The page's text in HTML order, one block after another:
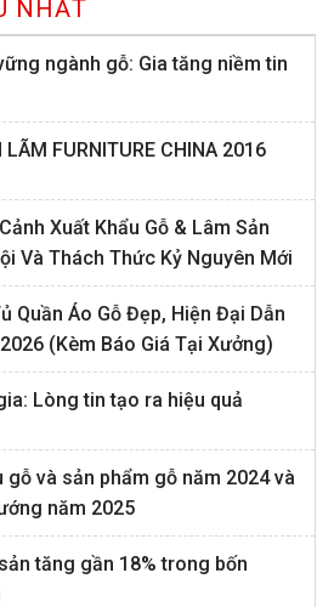
NHẤT
ngành gỗ: Gia tăng niềm tin
LÃM FURNITURE CHINA 2016
Xuất Khẩu Gỗ & Lâm Sản
Và Thách Thức Kỷ Nguyên Mới
Quần Áo Gỗ Đẹp, Hiện Đại Dẫn
(Kèm Báo Giá Tại Xưởng)
Lòng tin tạo ra hiệu quả
gỗ và sản phẩm gỗ năm 2024 và
năm 2025
tăng gần 18% trong bốn